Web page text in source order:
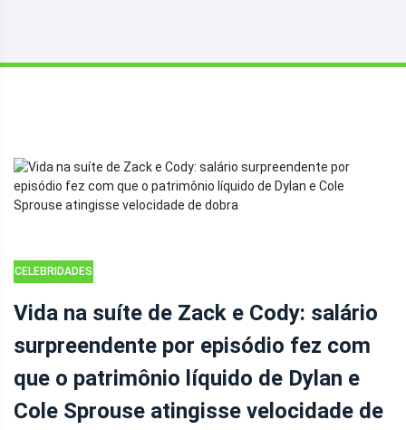
CELEBRIDADES
Vida na suíte de Zack e Cody: salário
surpreendente por episódio fez com
que o patrimônio líquido de Dylan e
Cole Sprouse atingisse velocidade de